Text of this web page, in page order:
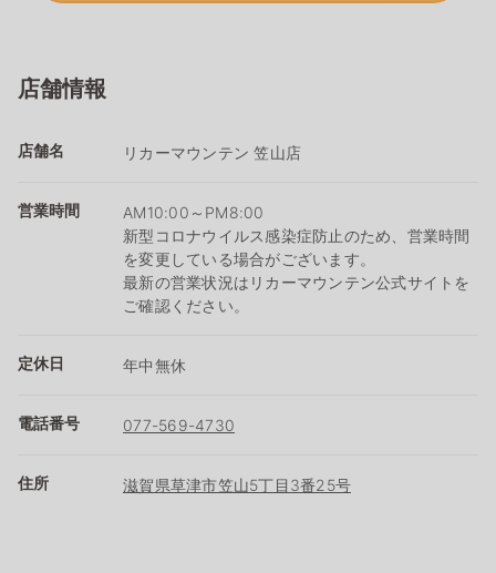
店舗情報
店舗名 リカーマウンテン 笠山店
営業時間
AM10:00～PM8:00
新型コロナウイルス感染症防止のため、営業時間
を変更している場合がございます。
最新の営業状況はリカーマウンテン公式サイトを
ご確認ください。
定休日 年中無休
電話番号 077-569-4730
住所 滋賀県草津市笠山5丁目3番25号